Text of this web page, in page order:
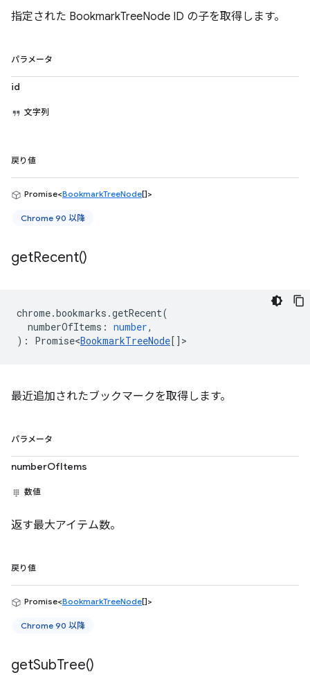
指定された BookmarkTreeNode ID の子を取得します。
パラメータ
id
文字列
戻り値
Promise<BookmarkTreeNode[]>
Chrome 90 以降
getRecent()
chrome.bookmarks .getRecent(
numberOfItems : number,
) : Promise<BookmarkTreeNode [] >
最近追加されたブックマークを取得します。
パラメータ
numberOfItems
数値
返す最大アイテム数。
戻り値
Promise<BookmarkTreeNode[]>
Chrome 90 以降
getSubTree()